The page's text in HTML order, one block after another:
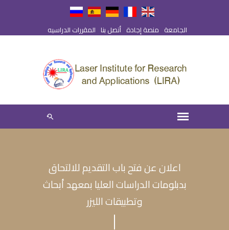
الجامعة منصة إجادة أتصل بنا المقررات الدراسيه
اعلان عن فتح باب التقديم للالتحاق
بدبلومات الدراسات العليا بمعهد أبحاث
وتطبيقات الليزر